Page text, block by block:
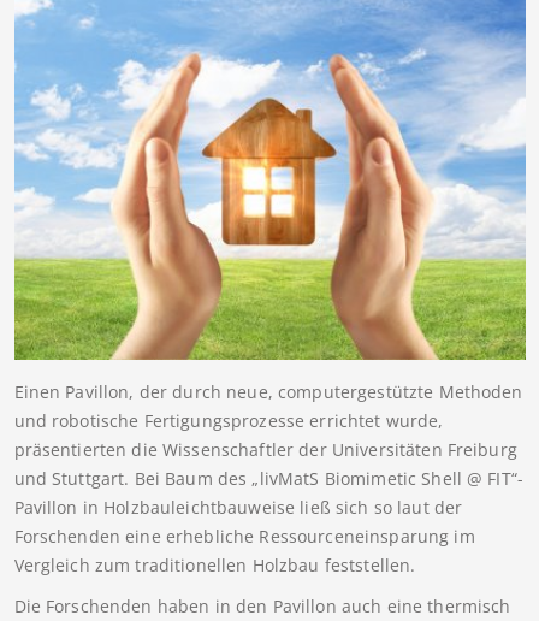
Einen Pavillon, der durch neue, computergestützte Methoden
und robotische Fertigungsprozesse errichtet wurde,
präsentierten die Wissenschaftler der Universitäten Freiburg
und Stuttgart. Bei Baum des „livMatS Biomimetic Shell @ FIT“-
Pavillon in Holzbauleichtbauweise ließ sich so laut der
Forschenden eine erhebliche Ressourceneinsparung im
Vergleich zum traditionellen Holzbau feststellen.
Die Forschenden haben in den Pavillon auch eine thermisch